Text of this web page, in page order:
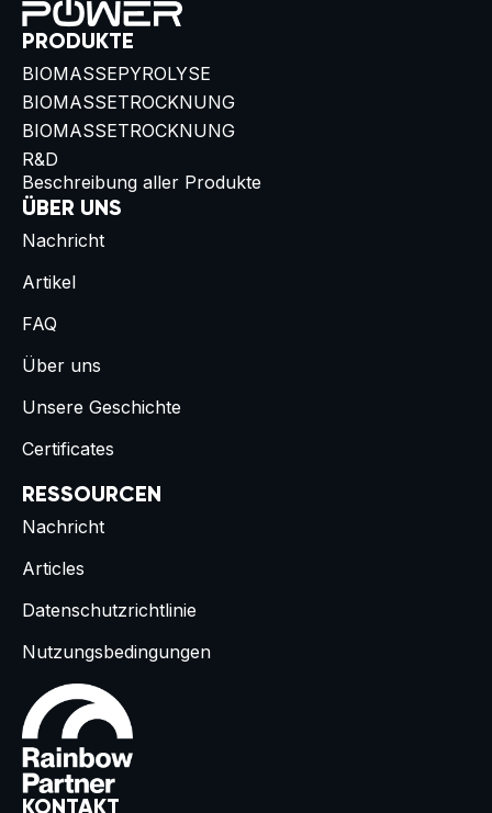
PRODUKTE
BIOMASSEPYROLYSE
BIOMASSETROCKNUNG
BIOMASSETROCKNUNG
R&D
Beschreibung aller Produkte
ÜBER UNS
Nachricht
Artikel
FAQ
Über uns
Unsere Geschichte
Certificates
RESSOURCEN
Nachricht
Articles
Datenschutzrichtlinie
Nutzungsbedingungen
KONTAKT